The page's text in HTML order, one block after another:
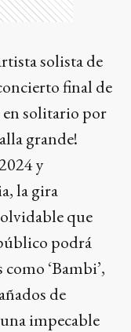
solista de
final de
solitario por
grande!
y
la gira
que
podrá
‘Bambi’,
de
impecable